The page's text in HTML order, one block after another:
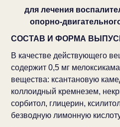
для лечения
опорно-
СОСТАВ И ФОРМА
В качестве действующего
содержит 0,5 мг
вещества: ксантановую
коллоидный кремнезем,
сорбитол, глицерин,
безводную лимонную